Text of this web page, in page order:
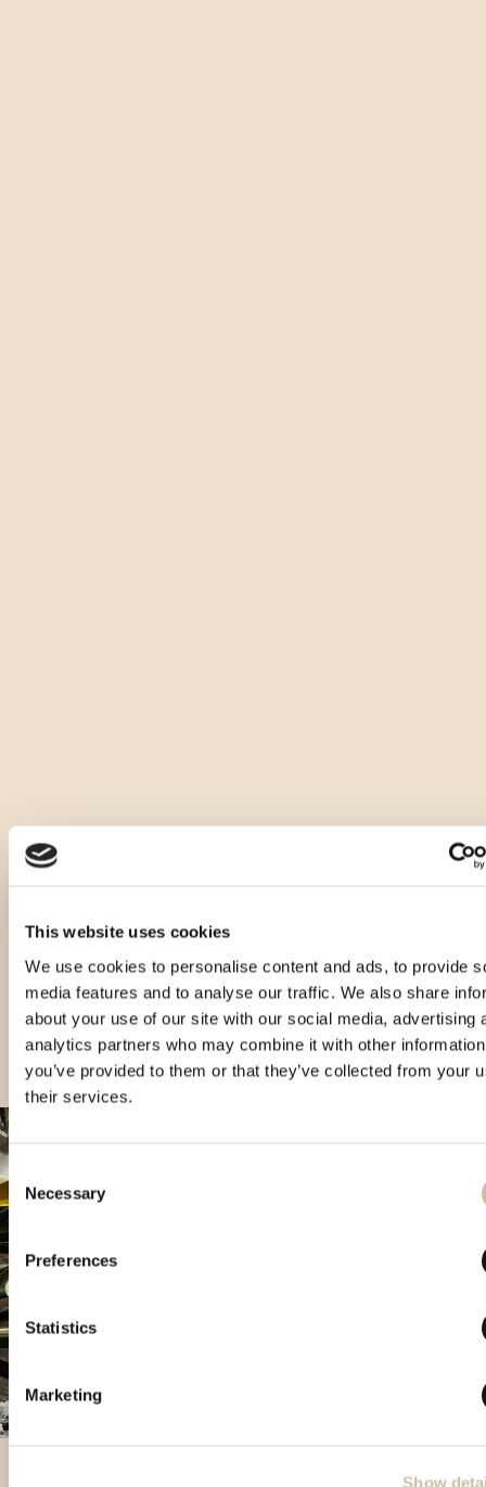
This website uses cookies
We use cookies to personalise content and ads, to provide
media features and to analyse our traffic. We also share
about your use of our site with our social media, advertising
analytics partners who may combine it with other
you’ve provided to them or that they’ve collected from your
their services.
Consent
Selection
Necessary
Preferences
Statistics
Marketing
Show
Andere Arten dieses Produkts